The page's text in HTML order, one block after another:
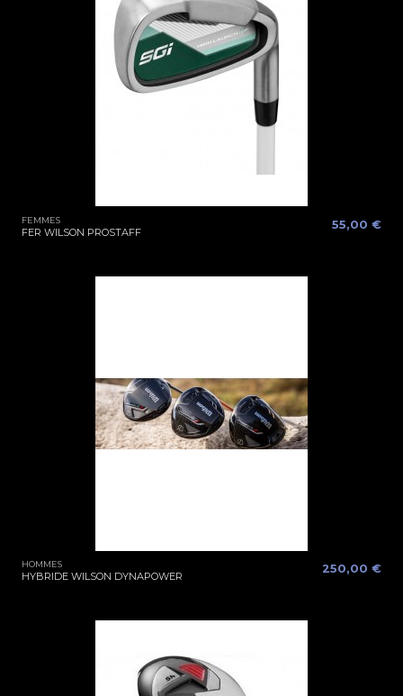
FEMMES
FER WILSON PROSTAFF
55,00 €
HOMMES
HYBRIDE WILSON DYNAPOWER
250,00 €